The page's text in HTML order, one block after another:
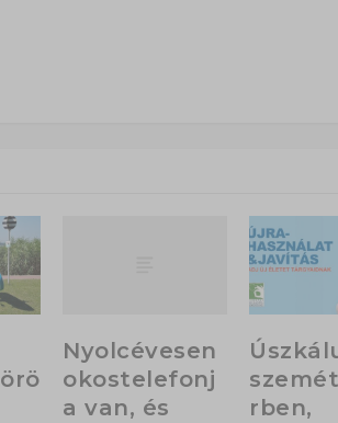
Nyolcévesen
okostelefonj
a van, és
rben,